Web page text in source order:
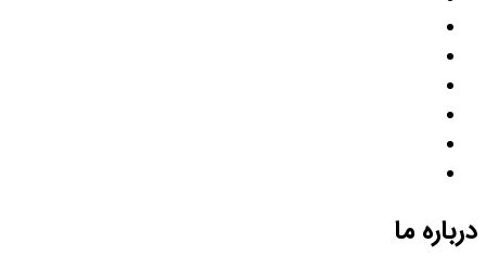
درباره ما